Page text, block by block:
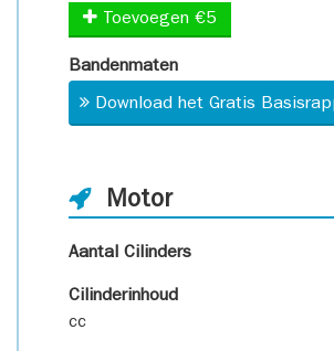
Toevoegen €5
Bandenmaten
Download het Gratis
Motor
Aantal Cilinders
Cilinderinhoud
cc